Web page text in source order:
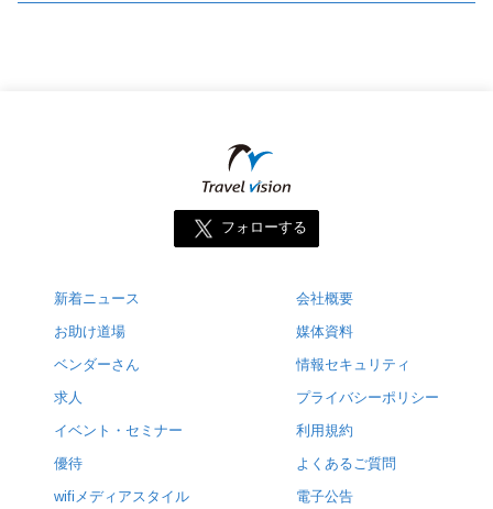
フォローする
新着ニュース
お助け道場
ベンダーさん
求人
イベント・セミナー
優待
wifiメディアスタイル
会社概要
媒体資料
情報セキュリティ
プライバシーポリシー
利用規約
よくあるご質問
電子公告